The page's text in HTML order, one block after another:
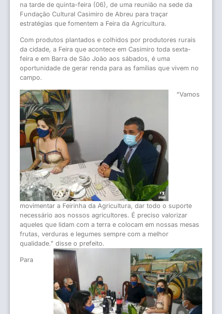
na tarde de quinta-feira (06), de uma reunião na sede da
Fundação Cultural Casimiro de Abreu para traçar
estratégias que fomentem a Feira da Agricultura.
Com produtos plantados e colhidos por produtores rurais
da cidade, a Feira que acontece em Casimiro toda sexta-
feira e em Barra de São João aos sábados, é uma
oportunidade de gerar renda para as famílias que vivem no
campo.
“Vamos
movimentar a Feirinha da Agricultura, dar todo o suporte
necessário aos nossos agricultores. É preciso valorizar
aqueles que lidam com a terra e colocam em nossas mesas
frutas, verduras e legumes sempre com a melhor
qualidade.” disse o prefeito.
Para